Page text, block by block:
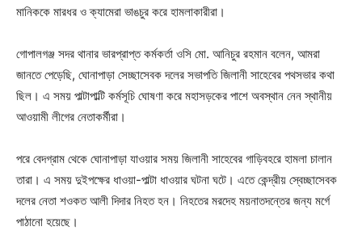
মানিককে মারধর ও ক্যামেরা ভাঙচুর করে হামলাকারীরা।
গোপালগঞ্জ সদর থানার ভারপ্রাপ্ত কর্মকর্তা ওসি মো. আনিচুর রহমান বলেন, আমরা
জানতে পেড়েছি, ঘোনাপাড়া সেচ্ছাসেবক দলের সভাপতি জিলানী সাহেবের পথসভার কথা
ছিল। এ সময় পাল্টাপাল্টি কর্মসূচি ঘোষণা করে মহাসড়কের পাশে অবস্থান নেন স্থানীয়
আওয়ামী লীগের নেতাকর্মীরা।
পরে বেদগ্রাম থেকে ঘোনাপাড়া যাওয়ার সময় জিলানী সাহেবের গাড়িবহরে হামলা চালান
তারা। এ সময় দুইপক্ষের ধাওয়া-পাল্টা ধাওয়ার ঘটনা ঘটে। এতে কেন্দ্রীয় স্বেচ্ছাসেবক
দলের নেতা শওকত আলী দিদার নিহত হন। নিহতের মরদেহ ময়নাতদন্তের জন্য মর্গে
পাঠানো হয়েছে।